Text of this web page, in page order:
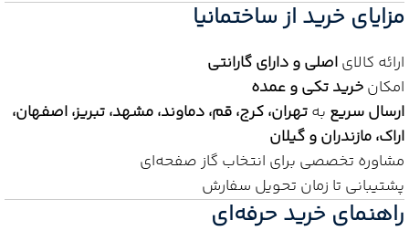
مزایای خرید از ساختمانیا
ارائه کالایاصلی و دارای گارانتی
امکانخرید تکی و عمده
ارسال سریع بهتهران، کرج، قم، دماوند، مشهد، تبریز، اصفهان،
اراک، مازندران و گیلان
مشاوره تخصصی برای انتخاب گاز صفحه‌ای
پشتیبانی تا زمان تحویل سفارش
راهنمای خرید حرفه‌ای